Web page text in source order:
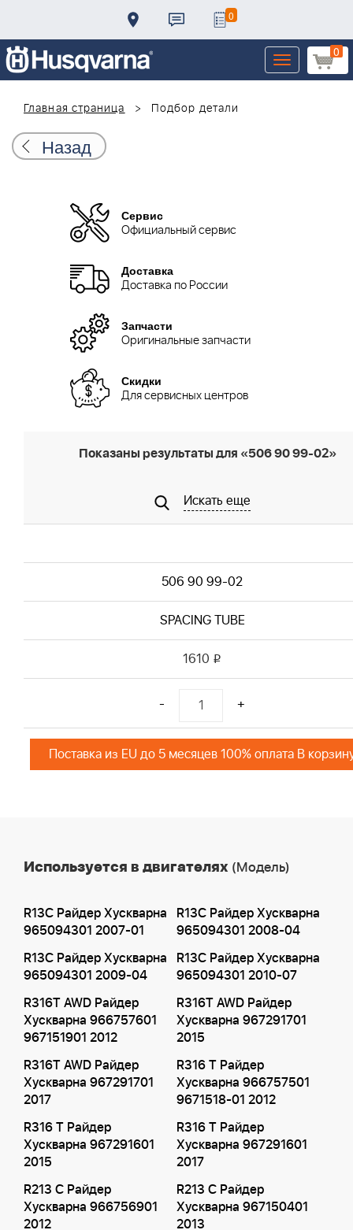
0
0
Toggle
navigation
Главная страница
Подбор детали
Назад
Сервис
Официальный сервис
Доставка
Доставка по России
Запчасти
Оригинальные запчасти
Скидки
Для сервисных центров
Показаны результаты для «506 90 99-02»
Искать еще
506 90 99-02
SPACING TUBE
1610 i
- +
Поставка из EU до 5 месяцев 100% оплата В
Используется в двигателях (Модель)
R13C Райдер Хускварна
965094301 2007-01
R13C Райдер Хускварна
965094301 2008-04
R13C Райдер Хускварна
965094301 2009-04
R13C Райдер Хускварна
965094301 2010-07
R316T AWD Райдер
Хускварна 966757601
967151901 2012
R316T AWD Райдер
Хускварна 967291701
2015
R316T AWD Райдер
Хускварна 967291701
2017
R316 T Райдер
Хускварна 966757501
9671518-01 2012
R316 T Райдер
Хускварна 967291601
2015
R316 T Райдер
Хускварна 967291601
2017
R213 C Райдер
Хускварна 966756901
2012
R213 C Райдер
Хускварна 967150401
2013